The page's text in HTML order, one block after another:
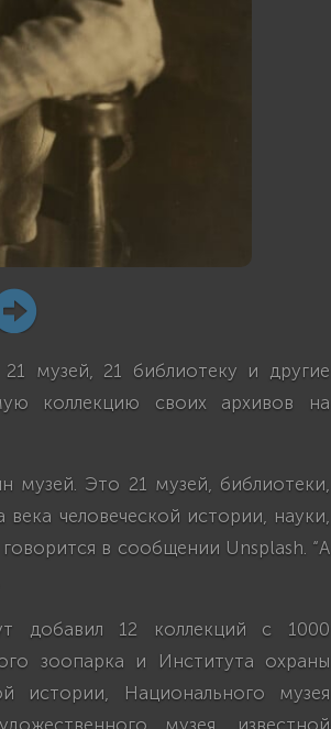
музей, 21 библиотеку и другие
коллекцию своих архивов на
музей. Это 21 музей, библиотеки,
человеческой истории, науки,
в сообщении Unsplash. “А
добавил 12 коллекций с 1000
зоопарка и Института охраны
истории, Национального музея